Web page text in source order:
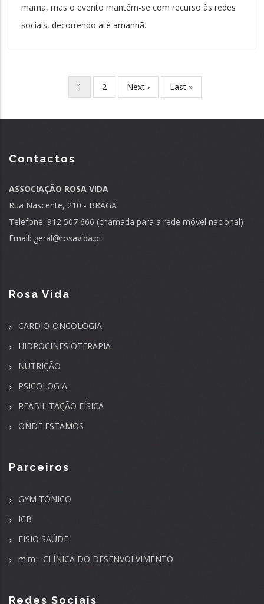
mama, mas o evento mantém-se com recurso às redes
sociais, decorrendo até amanhã.
Current
page
1 Page
2
Next
page
Next ›
Last
page
Last »
Contactos
ASSOCIAÇÃO ROSA VIDA
Rua Nascente, 210 - BRAGA
Telefone: 912 507 666 (chamada para a rede móvel nacional)
Email: geral@rosavida.pt
Rosa Vida
CARDIO-ONCOLOGIA
HIDROCINESIOTERAPIA
NUTRIÇÃO
PSICOLOGIA
REABILITAÇÃO FÍSICA
ONDE ESTAMOS
Parceiros
GYM TÓNICO
ICB
FISIO SAÚDE
mim - CLÍNICA DO DESENVOLVIMENTO
Redes Sociais